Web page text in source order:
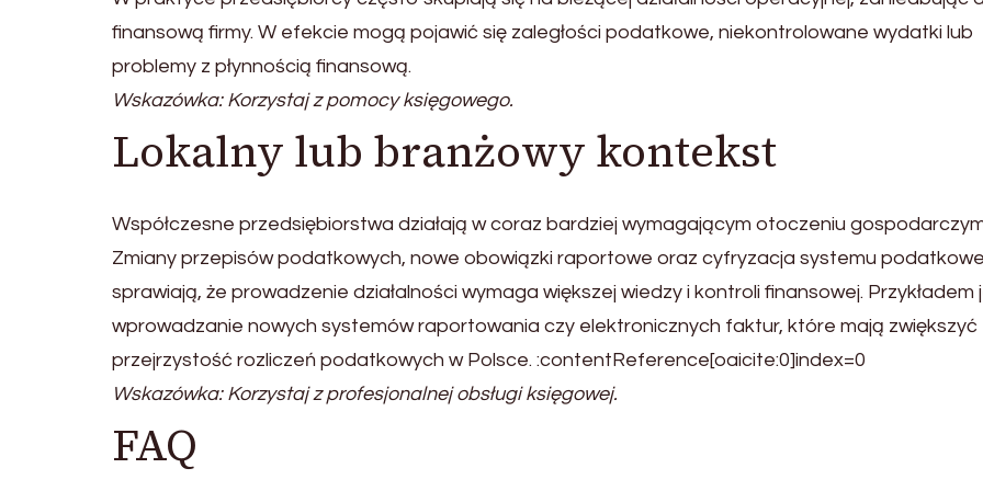
finansową firmy. W efekcie mogą pojawić się zaległości podatkowe, niekontrolowane wydatki lub
problemy z płynnością finansową.
Wskazówka: Korzystaj z pomocy księgowego.
Lokalny lub branżowy kontekst
Współczesne przedsiębiorstwa działają w coraz bardziej wymagającym otoczeniu
Zmiany przepisów podatkowych, nowe obowiązki raportowe oraz cyfryzacja systemu
sprawiają, że prowadzenie działalności wymaga większej wiedzy i kontroli finansowej. Przykładem
wprowadzanie nowych systemów raportowania czy elektronicznych faktur, które mają zwiększyć
przejrzystość rozliczeń podatkowych w Polsce. :contentReference[oaicite:0]index=0
Wskazówka: Korzystaj z profesjonalnej obsługi księgowej.
FAQ